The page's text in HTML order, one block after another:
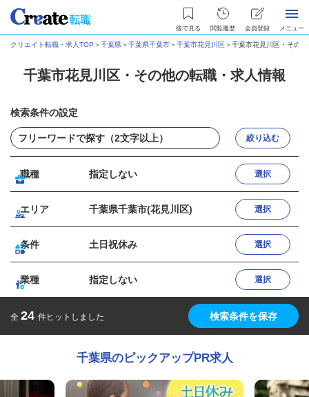
後で見る 閲覧履歴 会員登録 メニュー
クリエイト転職・求人TOP ＞千葉県＞千葉県千葉市＞千葉市花見川区＞千葉市花見川区・その
千葉市花見川区・その他の転職・求人情報
検索条件の設定
絞り込む
職種 指定しない 選択
エリア 千葉県千葉市(花見川区) 選択
条件 土日祝休み 選択
業種 指定しない 選択
全 24 件ヒットしました 検索条件を保存
千葉県のピックアップPR求人